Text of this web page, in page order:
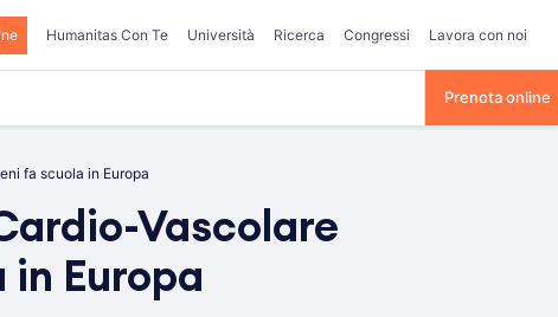
Humanitas Con Te Università Ricerca Congressi Lavora con noi
Prenota online
fa scuola in Europa
Vascolare
Europa